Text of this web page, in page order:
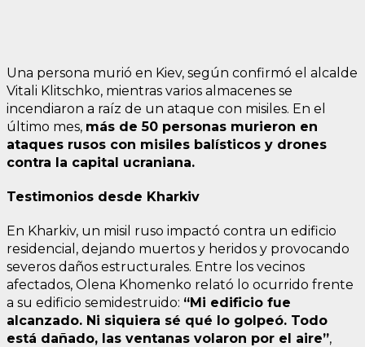
Una persona murió en Kiev, según confirmó el alcalde
Vitali Klitschko, mientras varios almacenes se
incendiaron a raíz de un ataque con misiles. En el
último mes, más de 50 personas murieron en
ataques rusos con misiles balísticos y drones
contra la capital ucraniana.
Testimonios desde Kharkiv
En Kharkiv, un misil ruso impactó contra un edificio
residencial, dejando muertos y heridos y provocando
severos daños estructurales. Entre los vecinos
afectados, Olena Khomenko relató lo ocurrido frente
a su edificio semidestruido: “Mi edificio fue
alcanzado. Ni siquiera sé qué lo golpeó. Todo
está dañado, las ventanas volaron por el aire”,